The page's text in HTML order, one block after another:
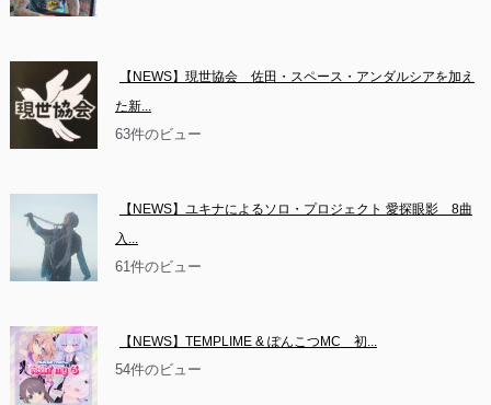
【NEWS】現世協会　佐田・スペース・アンダルシアを加え
た新...
63件のビュー
【NEWS】ユキナによるソロ・プロジェクト 愛探眼影　8曲
入...
61件のビュー
【NEWS】TEMPLIME & ぽんこつMC　初...
54件のビュー